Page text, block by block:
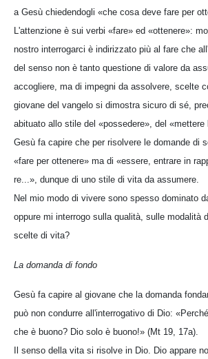
a Gesù chiedendogli «che cosa deve fare per
L'attenzione è sui verbi «fare» ed «ottenere»:
nostro interrogarci è indirizzato più al fare che
del senso non è tanto questione di valore da
accogliere, ma di impegni da assolvere, scelte
giovane del vangelo si dimostra sicuro di sé,
abituato allo stile del «possedere», del «mettere
Gesù fa capire che per risolvere le domande di
«fare per ottenere» ma di «essere, entrare in
re...», dunque di uno stile di vita da assumere.
Nel mio modo di vivere sono spesso dominato
oppure mi interrogo sulla qualità, sulle modalità
scelte di vita?
La domanda di fondo
Gesù fa capire al giovane che la domanda
può non condurre all'interrogativo di Dio:
che è buono? Dio solo è buono!» (Mt 19, 17a).
Il senso della vita si risolve in Dio. Dio appare